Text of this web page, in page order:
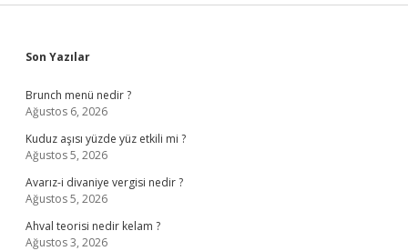
Sidebar
Son Yazılar
Brunch menü nedir ?
Ağustos 6, 2026
Kuduz aşısı yüzde yüz etkili mi ?
Ağustos 5, 2026
Avarız-i divaniye vergisi nedir ?
Ağustos 5, 2026
Ahval teorisi nedir kelam ?
Ağustos 3, 2026